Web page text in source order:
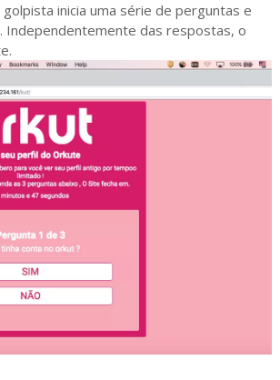
inicia uma série de perguntas e
Independentemente das respostas, o